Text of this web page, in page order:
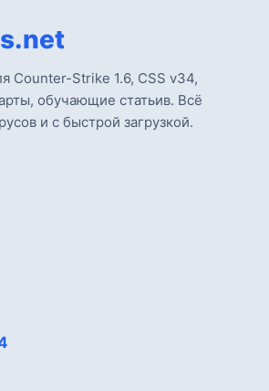
Counter-Strike 1.6, CSS v34,
обучающие статьив. Всё
и с быстрой загрузкой.